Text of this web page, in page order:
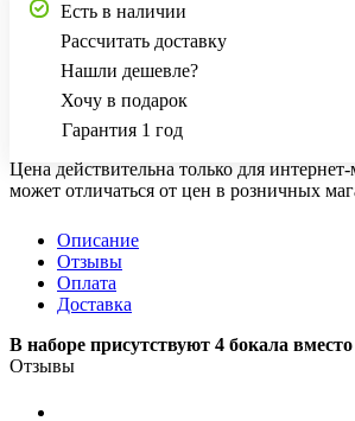
Есть в наличии
Рассчитать доставку
Нашли дешевле?
Хочу в подарок
Гарантия 1 год
Цена действительна только для
может отличаться от цен в розничных
Описание
Отзывы
Оплата
Доставка
В наборе присутствуют 4 бокала
Отзывы